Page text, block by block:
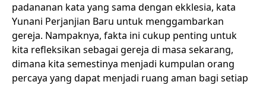
padananan kata yang sama dengan ekklesia, kata
Yunani Perjanjian Baru untuk menggambarkan
gereja. Nampaknya, fakta ini cukup penting untuk
kita refleksikan sebagai gereja di masa sekarang,
dimana kita semestinya menjadi kumpulan orang
percaya yang dapat menjadi ruang aman bagi setiap